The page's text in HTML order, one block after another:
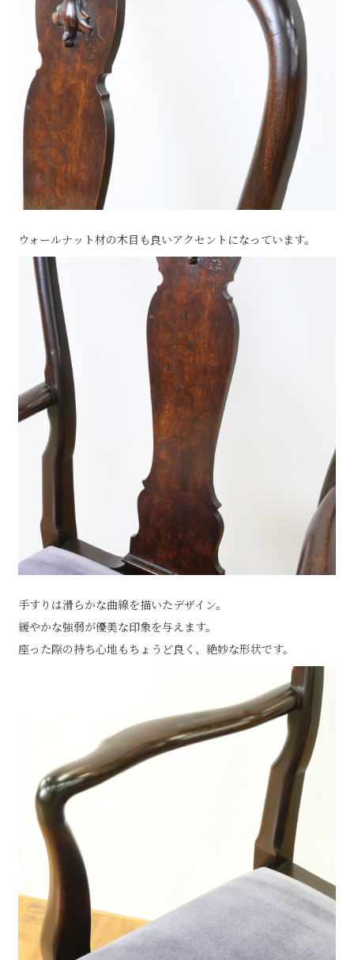
ウォールナット材の木目も良いアクセントになっています。
手すりは滑らかな曲線を描いたデザイン。
緩やかな強弱が優美な印象を与えます。
座った際の持ち心地もちょうど良く、絶妙な形状です。